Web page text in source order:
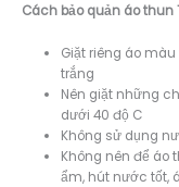
Cách bảo quản áo thun
Giặt riêng áo
trắng
Nên giặt những
dưới 40 độ C
Không sử dụng
Không nên để áo
ẩm, hút nước tốt,